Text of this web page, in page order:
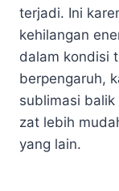
terjadi. Ini
kehilangan
dalam kondisi
berpengaruh,
sublimasi
zat lebih
yang lain.